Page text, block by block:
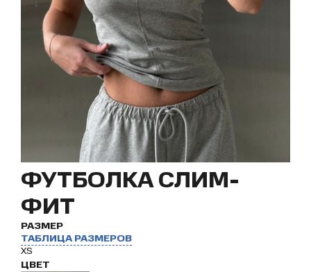
ФУТБОЛКА СЛИМ-
ФИТ
РАЗМЕР
ТАБЛИЦА РАЗМЕРОВ
XS
ЦВЕТ